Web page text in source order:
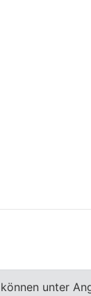
unter